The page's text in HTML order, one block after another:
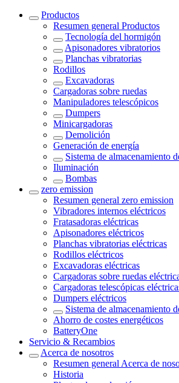
Productos
Resumen general Productos
Tecnología del hormigón
Apisonadores vibratorios
Planchas vibratorias
Rodillos
Excavadoras
Cargadoras sobre ruedas
Manipuladores telescópicos
Dumpers
Minicargadoras
Demolición
Generación de energía
Sistema de almacenamiento
Iluminación
Bombas
zero emission
Resumen general zero emission
Vibradores internos eléctricos
Fratasadoras eléctricas
Apisonadores eléctricos
Planchas vibratorias eléctricas
Rodillos eléctricos
Excavadoras eléctricas
Cargadoras sobre ruedas
Cargadoras telescópicas
Dumpers eléctricos
Sistema de almacenamiento
Ahorro de costes energéticos
BatteryOne
Servicio & Recambios
Acerca de nosotros
Resumen general Acerca de
Historia